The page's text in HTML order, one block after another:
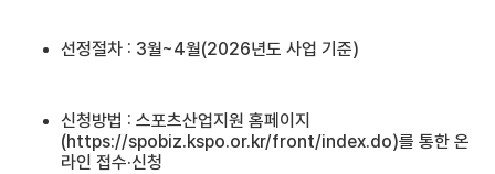
선정절차 : 3월~4월(2026년도 사업 기준)
신청방법 : 스포츠산업지원 홈페이지
(https://spobiz.kspo.or.kr/front/index.do)를 통한 온
라인 접수·신청